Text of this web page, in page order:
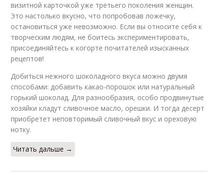
визитной карточкой уже третьего поколения женщин.
Это настолько вкусно, что попробовав ложечку,
остановиться уже невозможно. Если вы относите себя к
творческим людям, не боитесь экспериментировать,
присоединяйтесь к когорте почитателей изысканных
рецептов!
Добиться нежного шоколадного вкуса можно двумя
способами: добавить какао-порошок или натуральный
горький шоколад. Для разнообразия, особо продвинутые
хозяйки кладут сливочное масло, орешки. И тогда десерт
приобретет неповторимый сливочный вкус и ореховую
нотку.
Читать дальше →